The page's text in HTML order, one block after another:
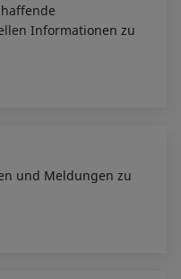
Informationen zu
und Meldungen zu